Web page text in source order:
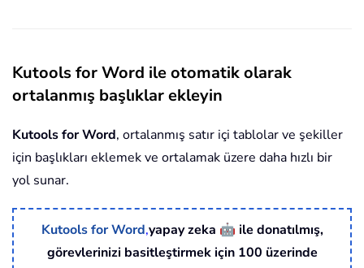
Kutools for Word ile otomatik olarak
ortalanmış başlıklar ekleyin
Kutools for Word, ortalanmış satır içi tablolar ve şekiller
için başlıkları eklemek ve ortalamak üzere daha hızlı bir
yol sunar.
Kutools for Word,yapay zeka 🤖 ile donatılmış,
görevlerinizi basitleştirmek için 100 üzerinde